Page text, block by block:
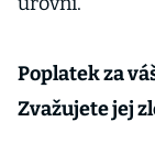
Poplatek za
Zvažujete jej